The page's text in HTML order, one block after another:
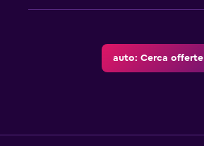
auto: Cerca offerte